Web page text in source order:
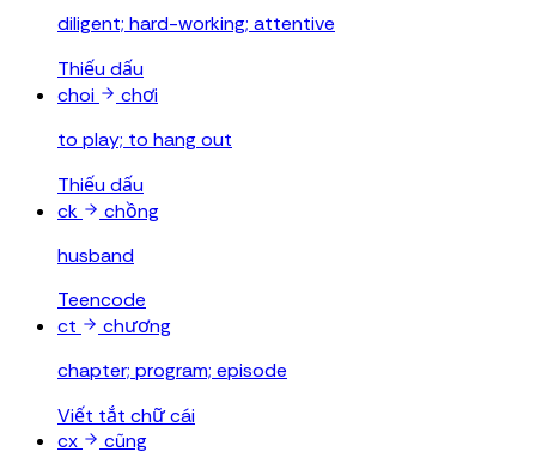
diligent; hard-working; attentive
Thiếu dấu
choi
chơi
to play; to hang out
Thiếu dấu
ck
chồng
husband
Teencode
ct
chương
chapter; program; episode
Viết tắt chữ cái
cx
cũng